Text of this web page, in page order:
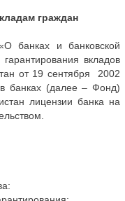
граждан
банках и банковской
вкладов
от 19 сентября 2002
банках (далее – Фонд)
лицензии банка на